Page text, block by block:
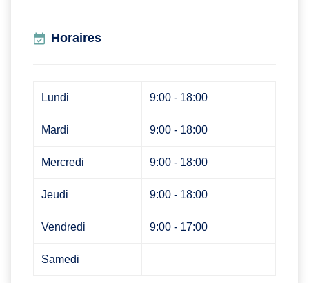
Horaires
Lundi 9:00 - 18:00
Mardi 9:00 - 18:00
Mercredi 9:00 - 18:00
Jeudi 9:00 - 18:00
Vendredi 9:00 - 17:00
Samedi